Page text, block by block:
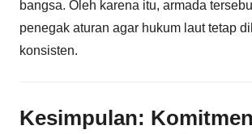
bangsa. Oleh karena itu, armada
penegak aturan agar hukum laut tetap
konsisten.
Kesimpulan: